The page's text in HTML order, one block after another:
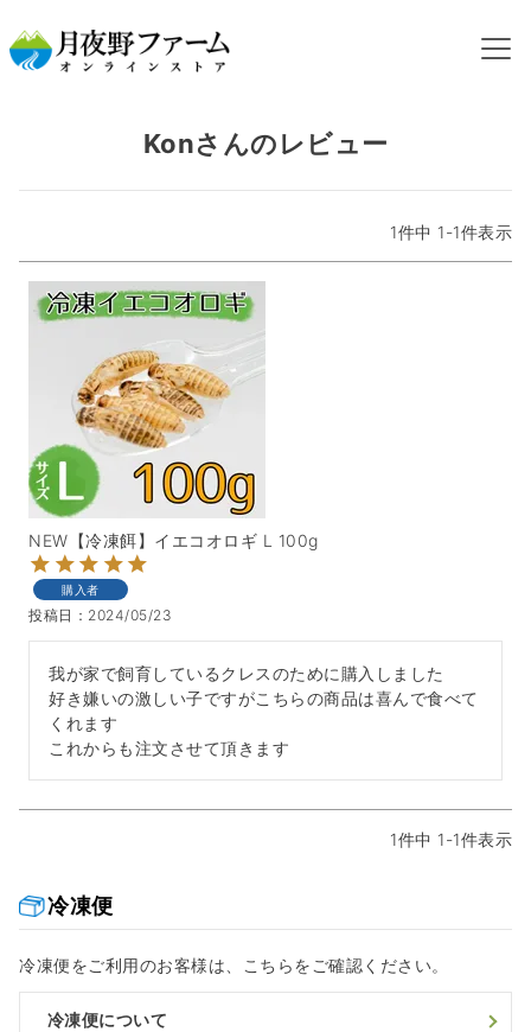
冷凍便
冷凍便をご利用のお客様は、こちらをご確認ください。
冷凍便について
Konさんのレビュー
1件中 1-1件表示
NEW【冷凍餌】イエコオロギ L 100g
購入者
投稿日 2024/05/23
我が家で飼育しているクレスのために購入しました
好き嫌いの激しい子ですがこちらの商品は喜んで食べて
くれます
これからも注文させて頂きます
1件中 1-1件表示